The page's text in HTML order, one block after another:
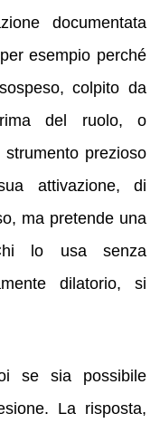
documentata
esempio perché
colpito da
del ruolo, o
prezioso
attivazione, di
ma pretende una
lo usa senza
dilatorio, si
se sia possibile
La risposta,